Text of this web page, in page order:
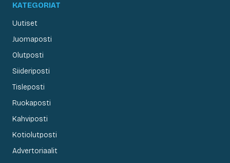
KATEGORIAT
Uutiset
Juomaposti
Olutposti
Siideriposti
Tisleposti
Ruokaposti
Kahviposti
Kotiolutposti
Advertoriaalit